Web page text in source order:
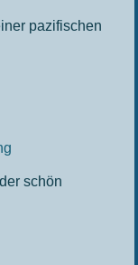
pazifischen
schön